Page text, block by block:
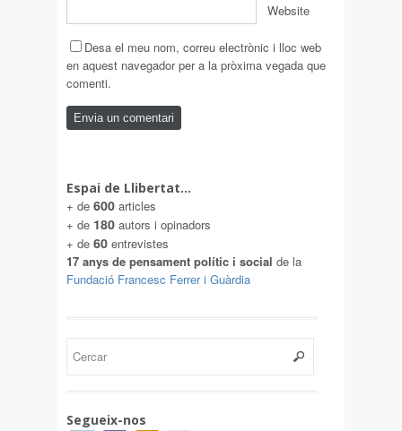
Website
Desa el meu nom, correu electrònic i lloc web
en aquest navegador per a la pròxima vegada que
comenti.
Espai de Llibertat…
+ de 600 articles
+ de 180 autors i opinadors
+ de 60 entrevistes
17 anys de pensament polític i social de la
Fundació Francesc Ferrer i Guàrdia
Segueix-nos